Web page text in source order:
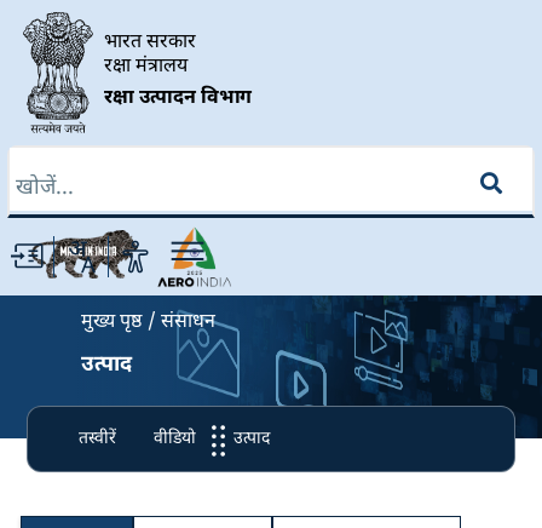
Skip to main content
भारत सरकार
रक्षा मंत्रालय
रक्षा उत्पादन विभाग
मुख्य पृष्ठ संसाधन
उत्पाद
तस्वीरें वीडियो उत्पाद